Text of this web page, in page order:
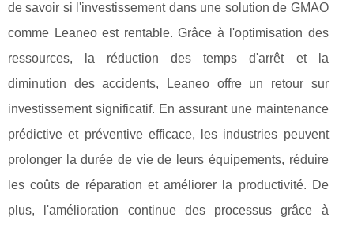
de savoir si l'investissement dans une solution de GMAO
comme Leaneo est rentable. Grâce à l'optimisation des
ressources, la réduction des temps d'arrêt et la
diminution des accidents, Leaneo offre un retour sur
investissement significatif. En assurant une maintenance
prédictive et préventive efficace, les industries peuvent
prolonger la durée de vie de leurs équipements, réduire
les coûts de réparation et améliorer la productivité. De
plus, l'amélioration continue des processus grâce à